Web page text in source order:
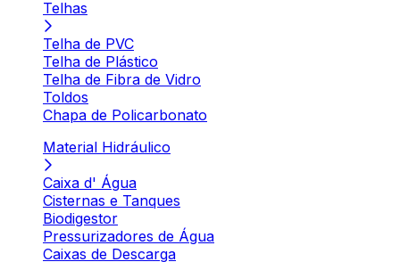
Telhas
Telha de PVC
Telha de Plástico
Telha de Fibra de Vidro
Toldos
Chapa de Policarbonato
Material Hidráulico
Caixa d' Água
Cisternas e Tanques
Biodigestor
Pressurizadores de Água
Caixas de Descarga